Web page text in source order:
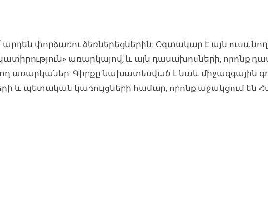
արդեն փորձառու ձեռներեցներին: Օգտակար է այն
առարկայով, և այն դասախոսների, որոնք
առարկաներ: Գիրքը նախատեսված է նաև միջազգային
և պետական կառույցների համար, որոնք աջակցում են